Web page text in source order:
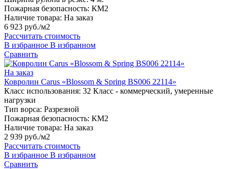
Пожарная безопасность: КМ2
Наличие товара: На заказ
6 923 руб./м2
Рассчитать стоимость
В избранное В избранном
Сравнить
На заказ
Ковролин Carus «Blossom & Spring BS006 22114»
Класс использования: 32 Класс - коммерческий, умеренные
нагрузки
Тип ворса: Разрезной
Пожарная безопасность: КМ2
Наличие товара: На заказ
2 939 руб./м2
Рассчитать стоимость
В избранное В избранном
Сравнить